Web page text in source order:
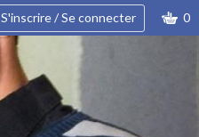
S'inscrire / Se connecter 0